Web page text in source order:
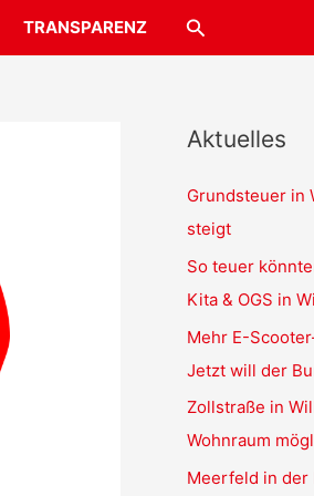
TRANSPARENZ Suchen
Aktuelles
Grundsteuer in
steigt
So teuer
Kita & OGS in
Mehr E-
Jetzt will der
Zollstraße in
Wohnraum
Meerfeld in der